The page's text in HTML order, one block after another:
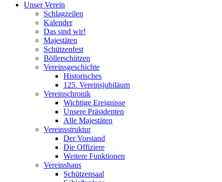
Unser Verein
Schlagzeilen
Kalender
Das sind wir!
Majestäten
Schützenfest
Böllerschützen
Vereinsgeschichte
Historisches
125. Vereinsjubiläum
Vereinschronik
Wichtige Ereignisse
Unsere Präsidenten
Alle Majestäten
Vereinsstruktur
Der Vorstand
Die Offiziere
Weitere Funktionen
Vereinshaus
Schützensaal